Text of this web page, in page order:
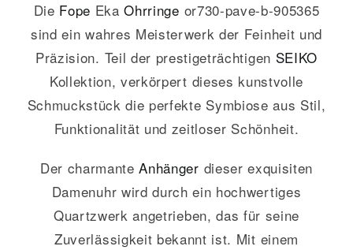
Die Fope EkaOhrringe or730-pave-b-905365
sind ein wahres Meisterwerk der Feinheit und
Präzision. Teil der prestigeträchtigen SEIKO
Kollektion, verkörpert dieses kunstvolle
Schmuckstück die perfekte Symbiose aus Stil,
Funktionalität und zeitloser Schönheit.
Der charmanteAnhänger dieser exquisiten
Damenuhr wird durch ein hochwertiges
Quartzwerk angetrieben, das für seine
Zuverlässigkeit bekannt ist. Mit einem